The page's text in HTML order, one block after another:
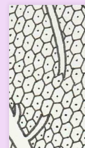
Tout est énergie
je vous
démontrer car
moments de ma
de